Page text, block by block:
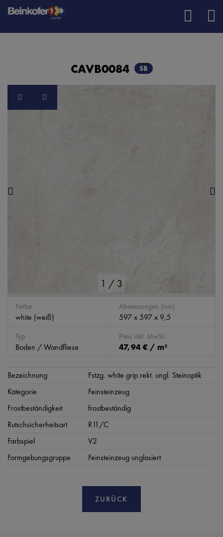
CAVB0084 SB
1 / 3
Farbe
white (weiß)
Abmessungen (mm)
597 x 597 x 9,5
Typ
Boden / Wandfliese
Preis inkl. MwSt.
47,94 € / m²
Bezeichnung
Fstzg. white grip rekt. ungl. Steinoptik
Kategorie
Feinsteinzeug
Frostbeständigkeit
frostbeständig
Rutschsicherheitsart
R11/C
Farbspiel
V2
Formgebungsgruppe
Feinsteinzeug unglasiert
ZURÜCK